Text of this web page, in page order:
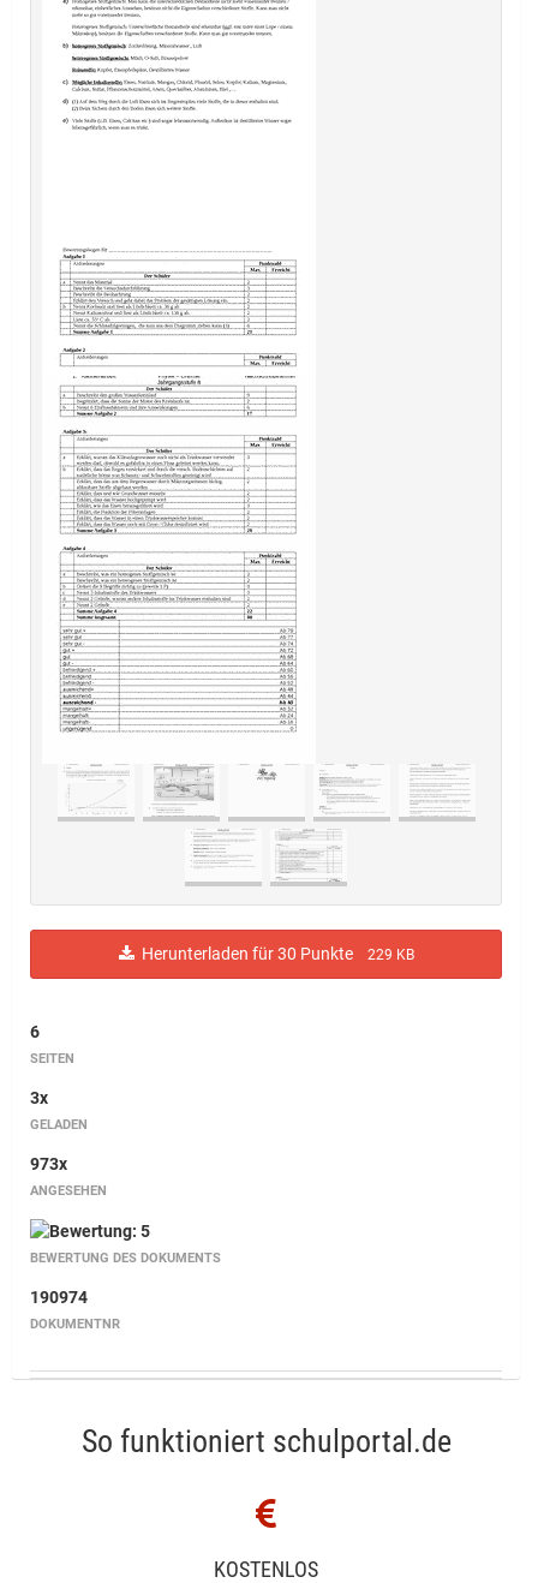
Herunterladen für 30 Punkte 229 KB
6
SEITEN
3x
GELADEN
973x
ANGESEHEN
BEWERTUNG DES DOKUMENTS
190974
DOKUMENTNR
So funktioniert schulportal.de
KOSTENLOS